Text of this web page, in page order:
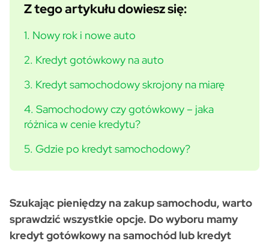
Z tego artykułu dowiesz się:
1. Nowy rok i nowe auto
2. Kredyt gotówkowy na auto
3. Kredyt samochodowy skrojony na miarę
4. Samochodowy czy gotówkowy – jaka
różnica w cenie kredytu?
5. Gdzie po kredyt samochodowy?
Szukając pieniędzy na zakup samochodu, warto
sprawdzić wszystkie opcje. Do wyboru mamy
kredyt gotówkowy na samochód lub kredyt